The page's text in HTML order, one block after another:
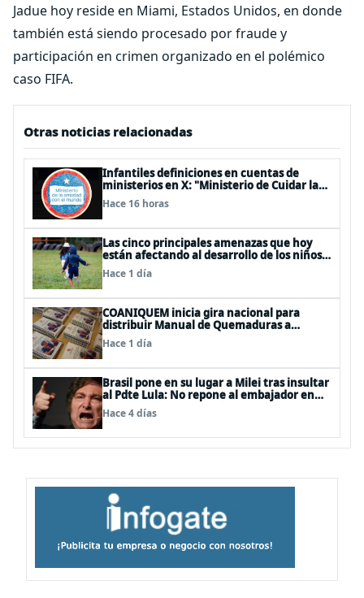
Jadue hoy reside en Miami, Estados Unidos, en donde
también está siendo procesado por fraude y
participación en crimen organizado en el polémico
caso FIFA.
Otras noticias relacionadas
Infantiles definiciones en cuentas de
ministerios en X: "Ministerio de Cuidar la
Plata", "Ministerio de la amistad..."
Hace 16 horas
Las cinco principales amenazas que hoy
están afectando al desarrollo de los niños
en Chile
Hace 1 día
COANIQUEM inicia gira nacional para
distribuir Manual de Quemaduras a
profesionales de la salud
Hace 1 día
Brasil pone en su lugar a Milei tras insultar
al Pdte Lula: No repone al embajador en
BBSS y rebaja la relación bilateral
Hace 4 días